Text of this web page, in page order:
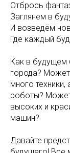
Отбрось
Заглянем в
И возведём
Где каждый
Как в будущем
города?
много
роботы?
высоких и
машин?
Давайте